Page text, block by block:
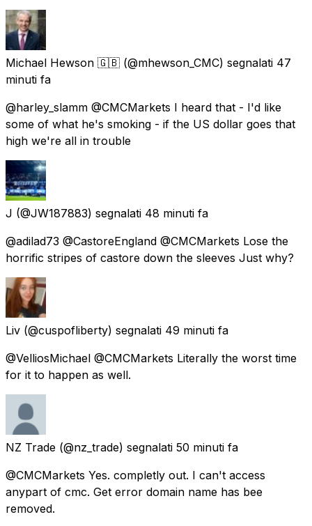
Michael Hewson 🇬🇧 (@mhewson_CMC) segnalati 47
minuti fa
@harley_slamm @CMCMarkets I heard that - I'd like
some of what he's smoking - if the US dollar goes that
high we're all in trouble
J (@JW187883) segnalati 48 minuti fa
@adilad73 @CastoreEngland @CMCMarkets Lose the
horrific stripes of castore down the sleeves Just why?
Liv (@cuspofliberty) segnalati 49 minuti fa
@VelliosMichael @CMCMarkets Literally the worst time
for it to happen as well.
NZ Trade (@nz_trade) segnalati 50 minuti fa
@CMCMarkets Yes. completly out. I can't access
anypart of cmc. Get error domain name has bee
removed.